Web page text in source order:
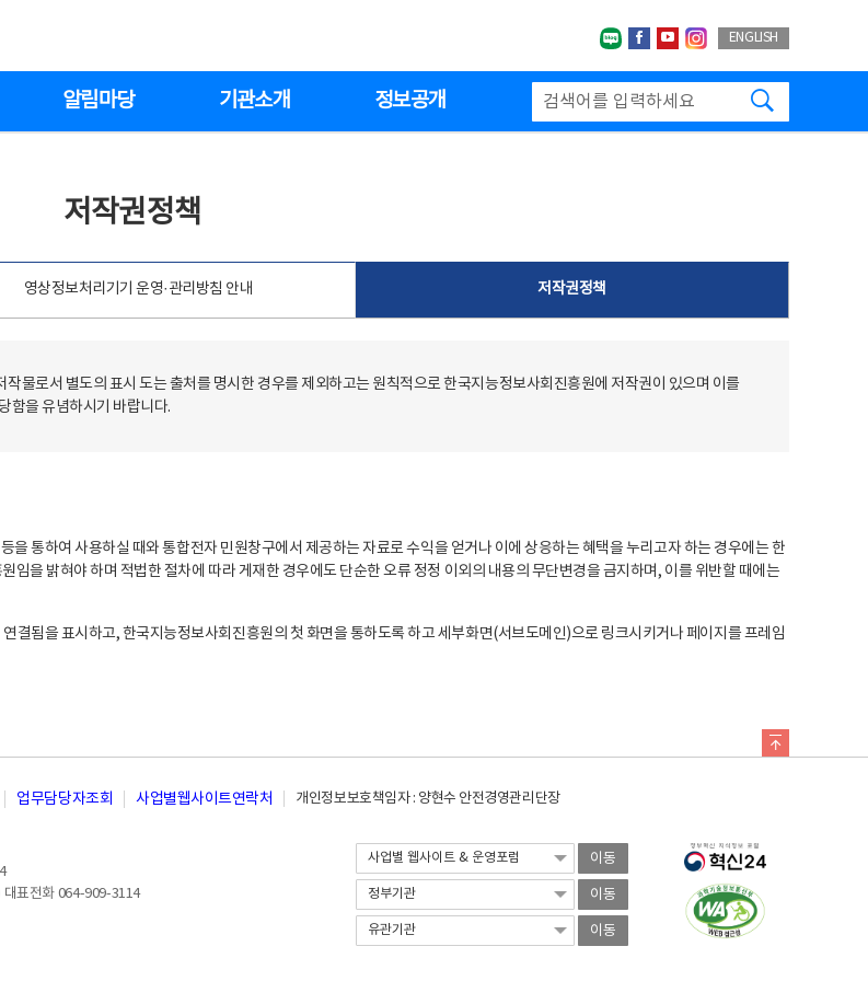
네이버블로그
페이스북
유투브인스타그랩
ENGLISH
알림마당 기관소개 정보공개
저작권정책
영상정보처리기기 운영·관리방침 안내 저작권정책
물로서 별도의 표시 도는 출처를 명시한 경우를 제외하고는 원칙적으로 한국지능정보사회진흥원에 저작권이 있으며 이를
함을 유념하시기 바랍니다.
통하여 사용하실 때와 통합전자 민원창구에서 제공하는 자료로 수익을 얻거나 이에 상응하는 혜택을 누리고자 하는 경우에는 한
을 밝혀야 하며 적법한 절차에 따라 게재한 경우에도 단순한 오류 정정 이외의 내용의 무단변경을 금지하며, 이를 위반할 때에는
결됨을 표시하고, 한국지능정보사회진흥원의 첫 화면을 통하도록 하고 세부화면(서브도메인)으로 링크시키거나 페이지를 프레임
업무담당자조회 사업별웹사이트연락처 개인정보보호책임자 : 양현수 안전경영관리단장
대표전화 064-909-3114
이동
이동
이동